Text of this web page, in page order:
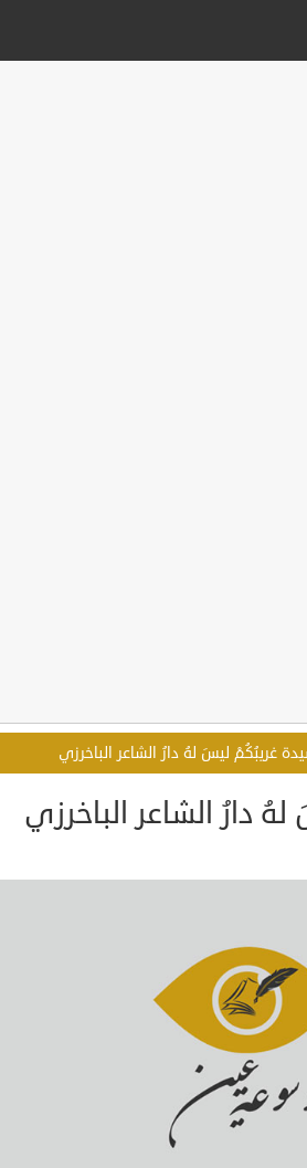
غريبُكُمْ ليسَ لهُ دارُ الشاعر الباخرزي
دارُ الشاعر الباخرزي